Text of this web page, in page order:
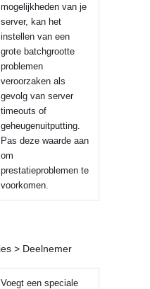
mogelijkheden van je
server, kan het
instellen van een
grote batchgrootte
problemen
veroorzaken als
gevolg van server
timeouts of
geheugenuitputting.
Pas deze waarde aan
om
prestatieproblemen te
voorkomen.
Voegt een speciale